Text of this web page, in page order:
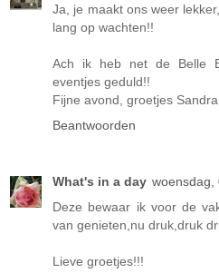
Ja, je maakt ons weer
lang op wachten!!
Ach ik heb net de Belle
eventjes geduld!!
Fijne avond, groetjes Sandra
Beantwoorden
What's in a day woensdag,
Deze bewaar ik voor de
van genieten,nu druk,druk
Lieve groetjes!!!